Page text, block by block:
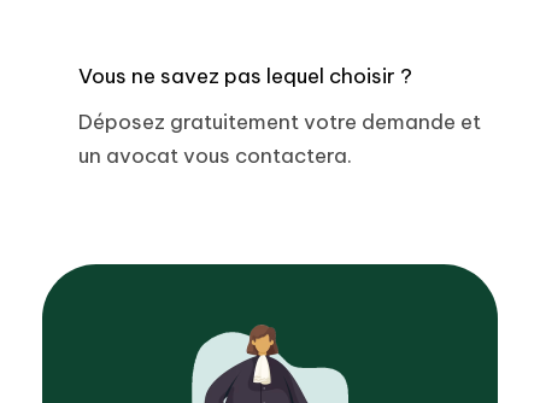
Vous ne savez pas lequel choisir ?
Déposez gratuitement votre demande et
un avocat vous contactera.